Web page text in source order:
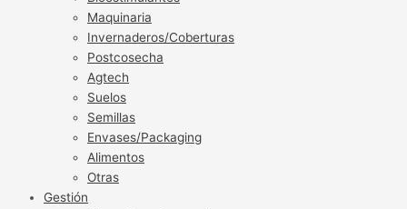
Maquinaria
Invernaderos/Coberturas
Postcosecha
Agtech
Suelos
Semillas
Envases/Packaging
Alimentos
Otras
Gestión